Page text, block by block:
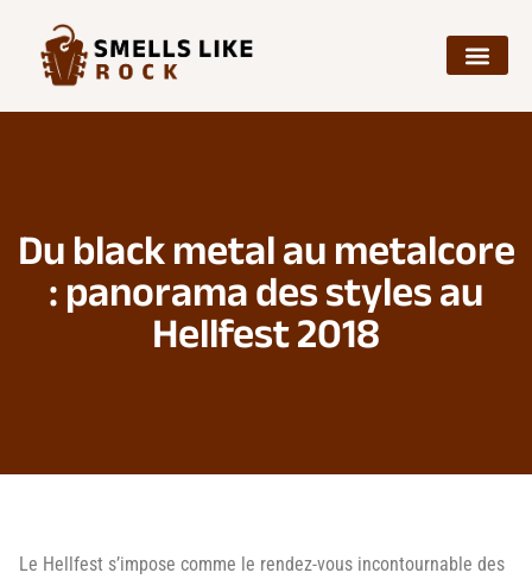
Du black metal au metalcore
: panorama des styles au
Hellfest 2018
Le Hellfest s’impose comme le rendez-vous incontournable des